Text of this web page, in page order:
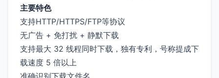
主要特色
支持HTTP/HTTPS/FTP等协议
无广告 + 免打扰 + 静默下载
支持最大 32 线程同时下载，独有专利，号称提成下
载速度 5 倍以上
准确识别下载文件名